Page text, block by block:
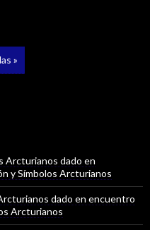
»
Arcturianos dado en
y Símbolos Arcturianos
dado en encuentro
Arcturianos